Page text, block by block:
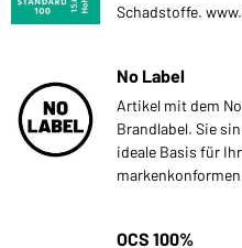
Schadstoffe.
No Label
Artikel mit dem
Brandlabel. Sie
ideale Basis für
OCS 100%